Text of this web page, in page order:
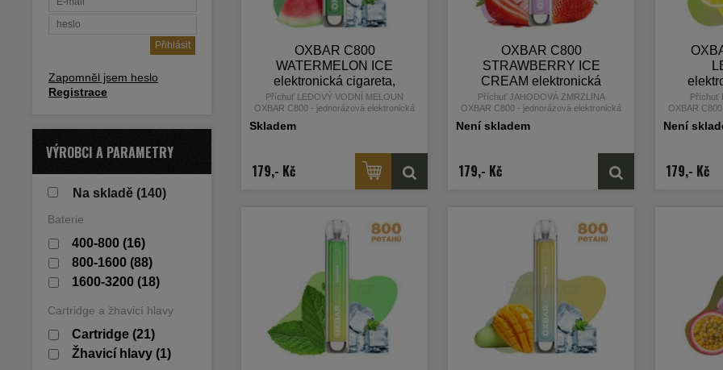
Zapomněl jsem heslo
Registrace
VÝROBCI A PARAMETRY
Na skladě (140)
Baterie
400-800 (16)
800-1600 (88)
1600-3200 (18)
Cartridge a žhavicí hlavy
Cartridge (21)
Žhavicí hlavy (1)
OXBAR C800
WATERMELON ICE
elektronická cigareta,
800 potahů, 16mg
nikotinu
Příchuť LEDOVÝ VODNÍ MELOUN
OXBAR C800 - jednorázová elektronická
Skladem
179,- Kč
OXBAR C800
STRAWBERRY ICE
CREAM elektronická
cigareta, 800 potahů,
16mg nikotinu
Příchuť JAHODOVÁ ZMRZLINA
OXBAR C800 - jednorázová elektronická
cigareta od světoznámého výrobce OXVA
Není skladem
179,- Kč
800
Příchuť
OXBAR
cigareta od
Není
179,- Kč